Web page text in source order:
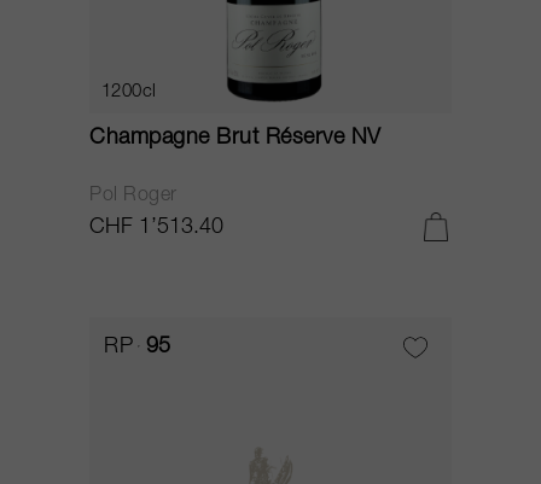
1200cl
Champagne Brut Réserve NV
Pol Roger
CHF 1’513.40
RP 95